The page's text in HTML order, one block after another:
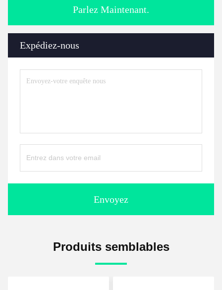
Parlez Maintenant.
Expédiez-nous
Envoyez
Produits semblables